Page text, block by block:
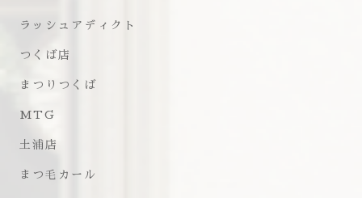
ラッシュアディクト
つくば店
まつりつくば
MTG
土浦店
まつ毛カール